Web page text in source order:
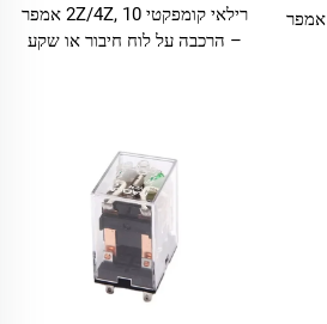
רילאי שקע 2Z‏/3Z לזרם 10 אמפר
רילאי קומפקטי 2Z/4Z, 10 אמפר
– הרכבה על לוח חיבור או שקע